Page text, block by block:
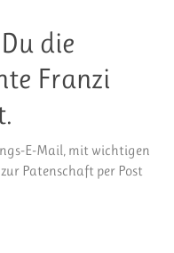
die
Franzi
E-Mail, mit wichtigen
Patenschaft per Post